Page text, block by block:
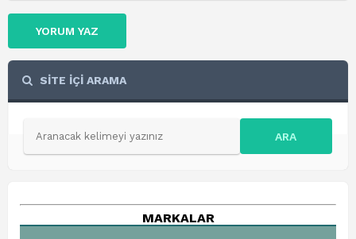
YORUM YAZ
SİTE İÇİ ARAMA
ARA
MARKALAR